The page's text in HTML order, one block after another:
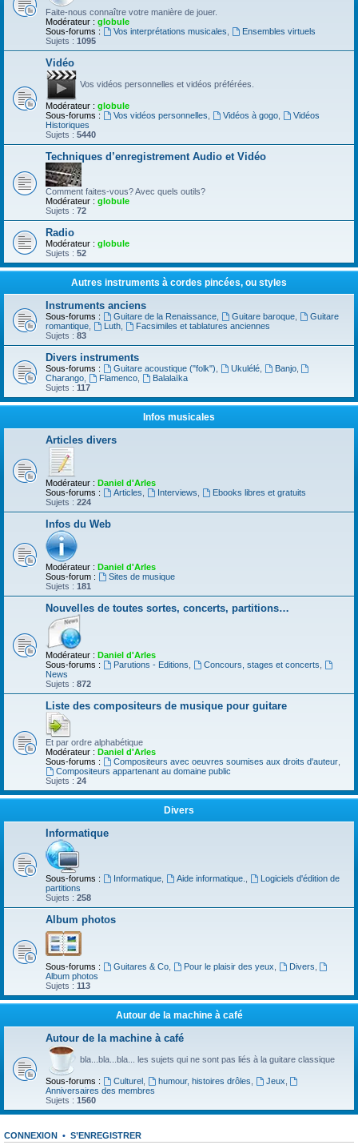
Faite-nous connaître votre manière de jouer.
Modérateur : globule
Sous-forums :
Vos interprétations musicales
Ensembles virtuels
Sujets : 1095
Vidéo
Vos vidéos personnelles et vidéos préférées.
Modérateur : globule
Sous-forums :
Vos vidéos personnelles Vidéos à gogo,
Vidéos
Historiques
Sujets : 5440
Techniques d’enregistrement Audio et Vidéo
Comment faites-vous? Avec quels outils?
Modérateur : globule
Sujets : 72
Radio
Modérateur : globule
Sujets : 52
Autres instruments à cordes pincées, ou styles
Instruments anciens
Sous-forums : Guitare de la Renaissance, Guitare baroque,
Guitare
romantique
Luth,
Facsimiles et tablatures anciennes
Sujets : 83
Divers instruments
Sous-forums : Guitare acoustique ("folk") Ukulélé, Banjo,
Charango
Flamenco,
Balalaïka
Sujets : 117
Infos musicales
Articles divers
Modérateur : Daniel d'Arles
Sous-forums :
Articles Interviews
Ebooks libres et gratuits
Sujets : 224
Infos du Web
Modérateur : Daniel d'Arles
Sous-forum :
Sites de musique
Sujets : 181
Nouvelles de toutes sortes, concerts, partitions…
Modérateur : Daniel d'Arles
Sous-forums :
Parutions - Editions Concours, stages et concerts
News
Sujets : 872
Liste des compositeurs de musique pour guitare
Et par ordre alphabétique
Modérateur : Daniel d'Arles
Sous-forums :
Compositeurs avec oeuvres soumises aux droits d'auteur,
Compositeurs appartenant au domaine public
Sujets : 24
Divers
Informatique
Sous-forums : Informatique, Aide informatique.
Logiciels d'édition de
partitions
Sujets : 258
Album photos
Sous-forums : Guitares & Co, Pour le plaisir des yeux Divers
Album photos
Sujets : 113
Autour de la machine à café
Autour de la machine à café
bla...bla...bla... les sujets qui ne sont pas liés à la guitare classique
Sous-forums : Culturel, humour, histoires drôles Jeux
Anniversaires des membres
Sujets : 1560
CONNEXION • S’ENREGISTRER